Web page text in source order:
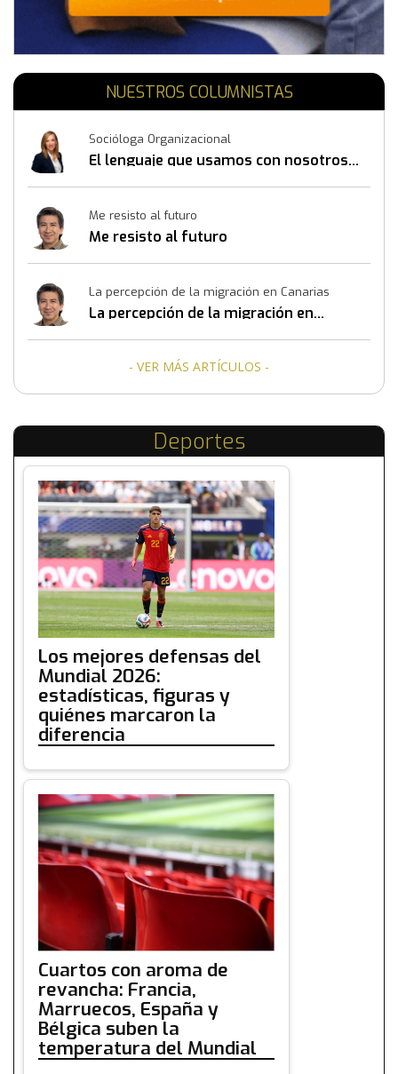
NUESTROS COLUMNISTAS
Socióloga Organizacional
El lenguaje que usamos con nosotros
Me resisto al futuro
Me resisto al futuro
La percepción de la migración en Canarias
La percepción de la migración en
- VER MÁS ARTÍCULOS -
Deportes
Los mejores defensas del
Mundial 2026:
estadísticas, figuras y
quiénes marcaron la
diferencia
Cuartos con aroma de
revancha: Francia,
Marruecos, España y
Bélgica suben la
temperatura del Mundial